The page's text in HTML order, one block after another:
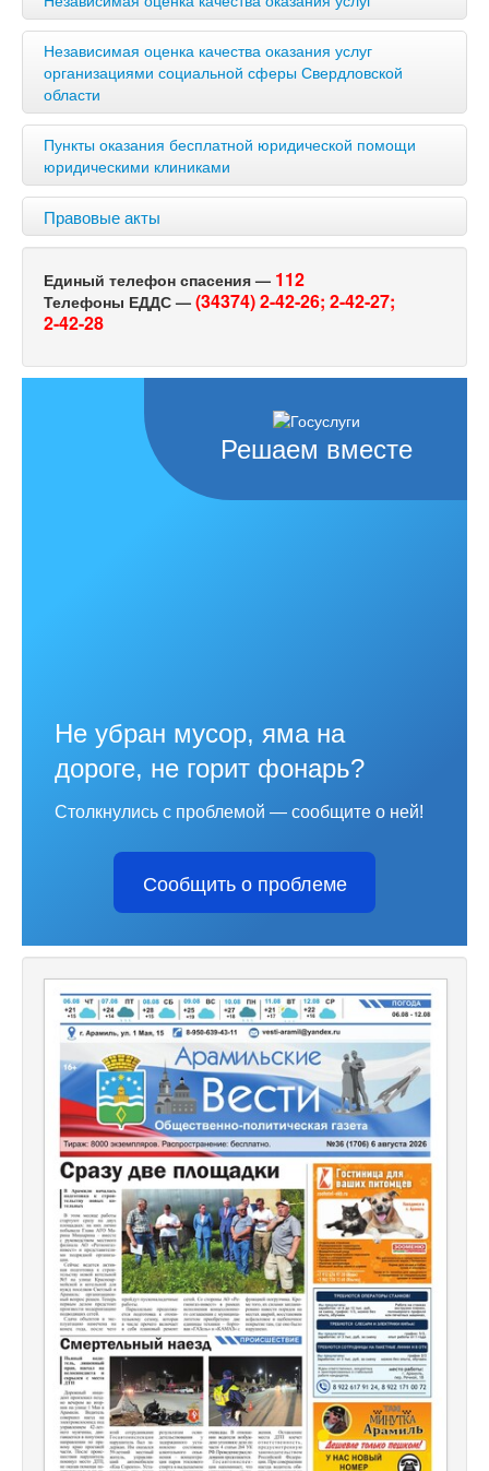
Независимая оценка качества оказания услуг
организациями социальной сферы Свердловской
области
Пункты оказания бесплатной юридической помощи
юридическими клиниками
Правовые акты
Единый телефон спасения — 112
Телефоны ЕДДС — (34374) 2-42-26; 2-42-27;
2-42-28
Решаем вместе
Не убран мусор, яма на
дороге, не горит фонарь?
Столкнулись с проблемой — сообщите о ней!
Сообщить о проблеме